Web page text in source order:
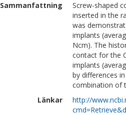
Sammanfattning
Screw-shaped
inserted in the
was
implants
Ncm). The
contact for the
implants
by differences
combination of
Länkar
http://